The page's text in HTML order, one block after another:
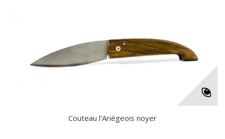
Couteau l'Ariégeois noyer